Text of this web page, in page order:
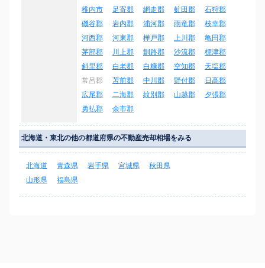
稚内市
足寄郡 網走郡 虻田郡
石狩郡
磯谷郡
岩内郡 浦河郡 雨竜郡
枝幸郡
河西郡
河東郡 樺戸郡 上川郡
亀田郡
茅部郡
川上郡 釧路郡 沙流郡
標津郡
斜里郡
白老郡 白糠郡 空知郡
天塩郡
常呂郡
苫前郡 中川郡 野付郡
日高郡
広尾郡
二海郡 紋別郡 山越郡
夕張郡
勇払郡
余市郡
北海道・東北の他の都道府県の不動産売却相場をみる
北海道 青森県 岩手県 宮城県
秋田県
山形県
福島県